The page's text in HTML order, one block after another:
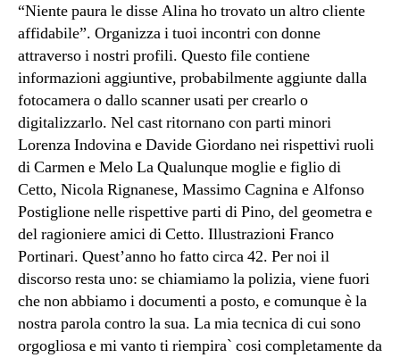
“Niente paura le disse Alina ho trovato un altro cliente
affidabile”. Organizza i tuoi incontri con donne
attraverso i nostri profili. Questo file contiene
informazioni aggiuntive, probabilmente aggiunte dalla
fotocamera o dallo scanner usati per crearlo o
digitalizzarlo. Nel cast ritornano con parti minori
Lorenza Indovina e Davide Giordano nei rispettivi ruoli
di Carmen e Melo La Qualunque moglie e figlio di
Cetto, Nicola Rignanese, Massimo Cagnina e Alfonso
Postiglione nelle rispettive parti di Pino, del geometra e
del ragioniere amici di Cetto. Illustrazioni Franco
Portinari. Quest’anno ho fatto circa 42. Per noi il
discorso resta uno: se chiamiamo la polizia, viene fuori
che non abbiamo i documenti a posto, e comunque è la
nostra parola contro la sua. La mia tecnica di cui sono
orgogliosa e mi vanto ti riempira` cosi completamente da